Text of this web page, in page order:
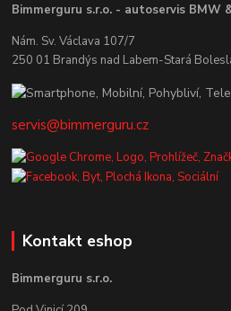
Bimmerguru s.r.o. - autoservis BMW
Nám. Sv. Václava 107/7
250 01 Brandýs nad Labem-Stará
servis@bimmerguru.cz
Kontakt eshop
Bimmerguru s.r.o.